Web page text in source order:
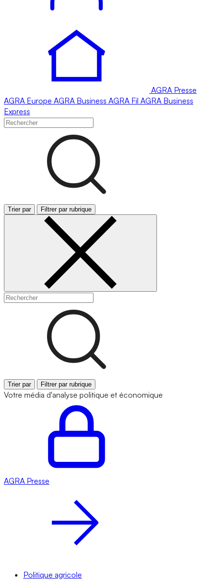
AGRA Presse
AGRA Europe AGRA Business AGRA Fil AGRA Business
Express
Trier par Filtrer par rubrique
Trier par Filtrer par rubrique
Votre média d'analyse politique et économique
AGRA Presse
Politique agricole